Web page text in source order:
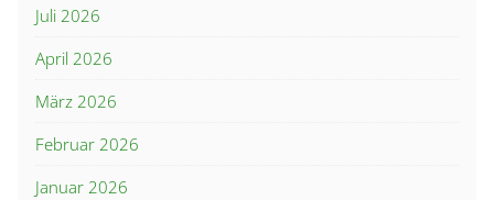
Juli 2026
April 2026
März 2026
Februar 2026
Januar 2026